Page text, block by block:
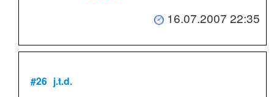
16.07.2007 22:35
#26 j.t.d.